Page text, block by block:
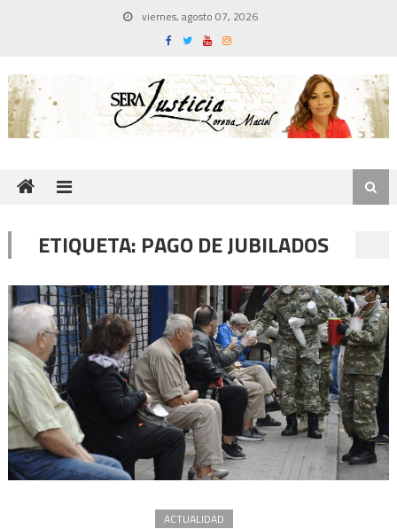
viernes, agosto 07, 2026
ETIQUETA: PAGO DE JUBILADOS
ACTUALIDAD